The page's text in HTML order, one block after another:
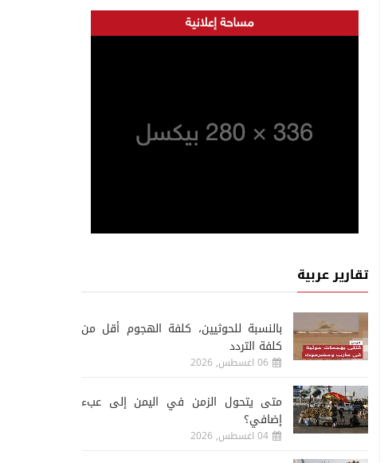
تقارير عربية
‏بالنسبة للحوثيين، كلفة الهجوم أقل من
كلفة التردد
06 اغسطس, 2026
متى يتحول الزمن في اليمن إلى عبء
إضافي؟
04 اغسطس, 2026